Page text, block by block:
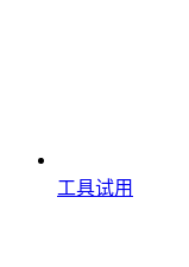
工具试用